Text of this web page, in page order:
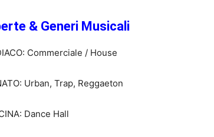
& Generi Musicali
Commerciale / House
Urban, Trap, Reggaeton
Dance Hall